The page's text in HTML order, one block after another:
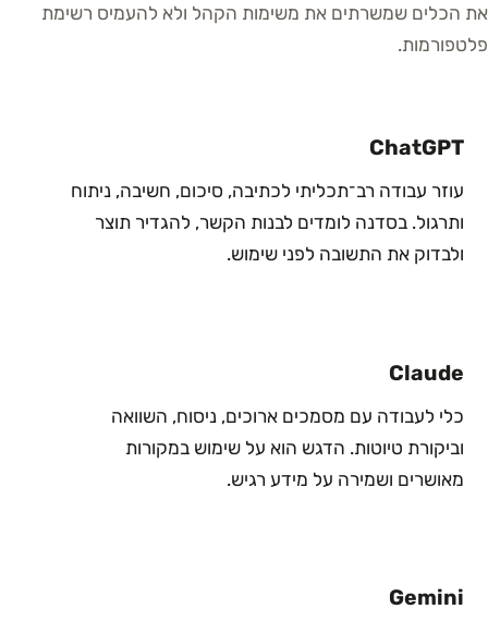
את הכלים שמשרתים את משימות הקהל ולא להעמיס רשימת
פלטפורמות.
ChatGPT
עוזר עבודה רב־תכליתי לכתיבה, סיכום, חשיבה, ניתוח
ותרגול. בסדנה לומדים לבנות הקשר, להגדיר תוצר
ולבדוק את התשובה לפני שימוש.
Claude
כלי לעבודה עם מסמכים ארוכים, ניסוח, השוואה
וביקורת טיוטות. הדגש הוא על שימוש במקורות
מאושרים ושמירה על מידע רגיש.
Gemini